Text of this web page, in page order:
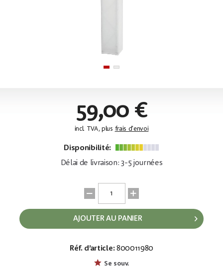
59,00 €
incl. TVA, plus frais d'envoi
Disponibilité:
Délai de livraison: 3-5 journées
AJOUTER AU PANIER
Réf. d’article: 800011980
Se souv.